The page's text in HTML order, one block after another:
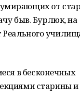
от
быв. Бурлюк, на
Реального
в бесконечных
старины и